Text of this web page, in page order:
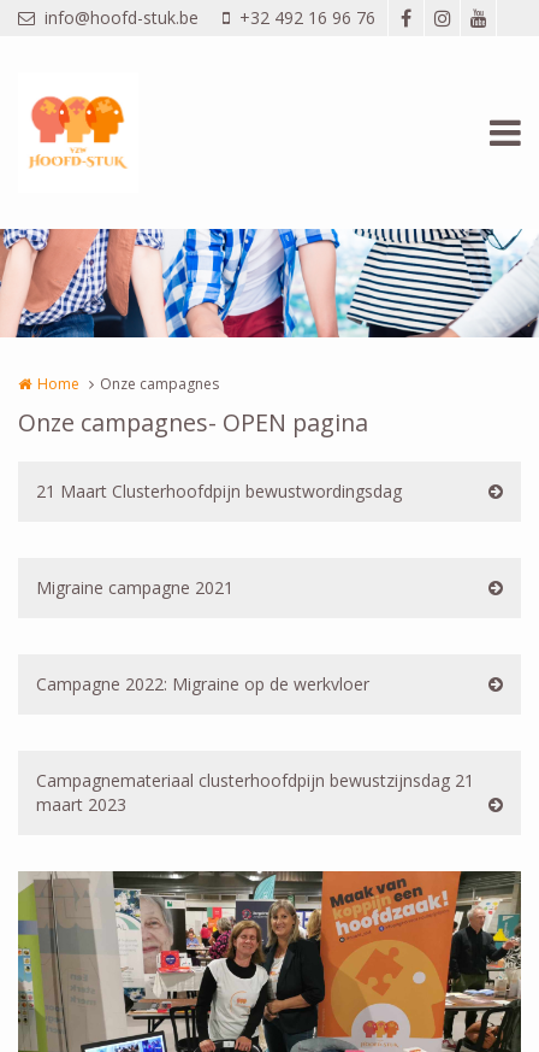
Overslaan en naar de inhoud gaan
info@hoofd-stuk.be +32 492 16 96 76
Home Onze campagnes
Onze campagnes- OPEN pagina
21 Maart Clusterhoofdpijn bewustwordingsdag
Migraine campagne 2021
Campagne 2022: Migraine op de werkvloer
Campagnemateriaal clusterhoofdpijn bewustzijnsdag 21
maart 2023